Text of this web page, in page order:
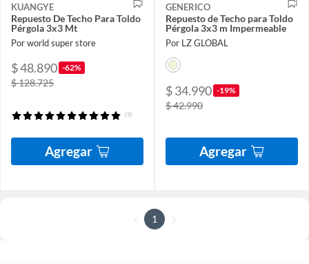
KUANGYE
Repuesto De Techo Para Toldo
Pérgola 3x3 Mt
Por world super store
$ 48.890 -62%
$ 128.725
(9)
Agregar
GENERICO
Repuesto de Techo para Toldo
Pérgola 3x3 m Impermeable
Por LZ GLOBAL
$ 34.990 -19%
$ 42.990
Agregar
1